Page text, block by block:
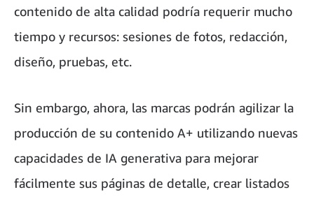
contenido de alta calidad podría requerir mucho
tiempo y recursos: sesiones de fotos, redacción,
diseño, pruebas, etc.
Sin embargo, ahora, las marcas podrán agilizar la
producción de su contenido A+ utilizando nuevas
capacidades de IA generativa para mejorar
fácilmente sus páginas de detalle, crear listados